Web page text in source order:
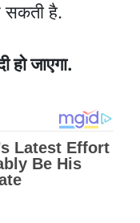
सकती है.
जाएगा.